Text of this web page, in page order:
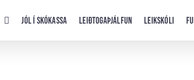
Jól í skókassa Leiðtogaþjálfun Leikskóli